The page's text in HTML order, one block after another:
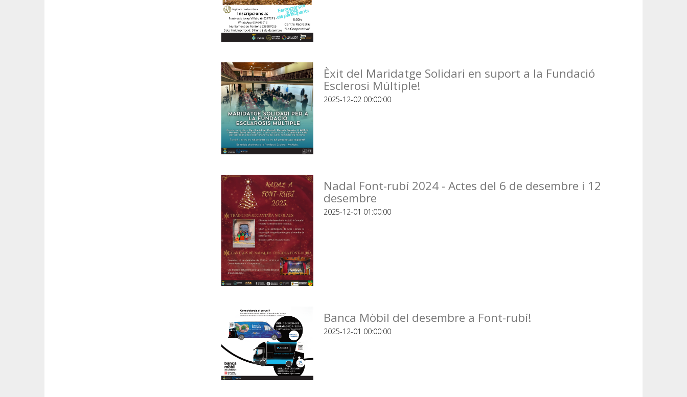
Èxit del Maridatge Solidari en suport a la Fundació
Esclerosi Múltiple!
2025-12-02 00:00:00
Nadal Font-rubí 2024 - Actes del 6 de desembre i 12
desembre
2025-12-01 01:00:00
Banca Mòbil del desembre a Font-rubí!
2025-12-01 00:00:00